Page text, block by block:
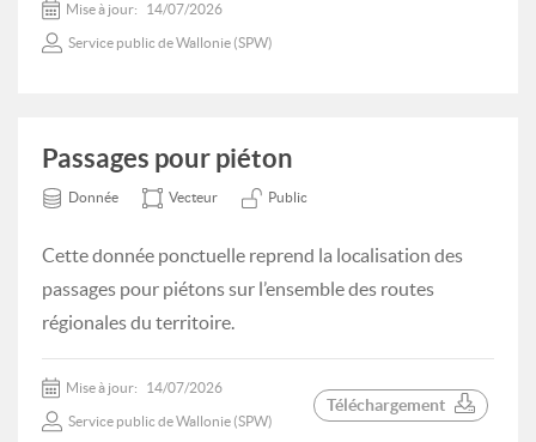
Mise à jour: 14/07/2026
Service public de Wallonie (SPW)
Passages pour piéton
Donnée Vecteur Public
Cette donnée ponctuelle reprend la localisation des
passages pour piétons sur l’ensemble des routes
régionales du territoire.
Mise à jour: 14/07/2026
Service public de Wallonie (SPW)
Téléchargement